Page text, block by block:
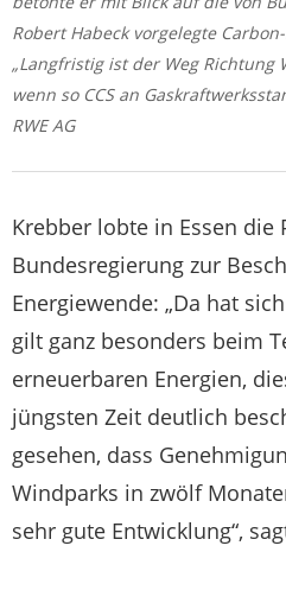
Robert Habeck vorgelegte
„Langfristig ist der Weg Richtung
wenn so CCS an
RWE AG
Krebber lobte in Essen die
Bundesregierung zur
Energiewende: „Da hat
gilt ganz besonders beim
erneuerbaren Energien,
jüngsten Zeit deutlich
gesehen, dass
Windparks in zwölf
sehr gute Entwicklung“,